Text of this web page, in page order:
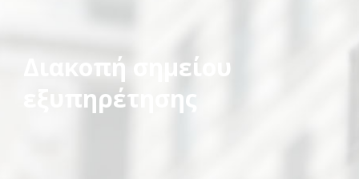
Διακοπή σημείου
εξυπηρέτησης